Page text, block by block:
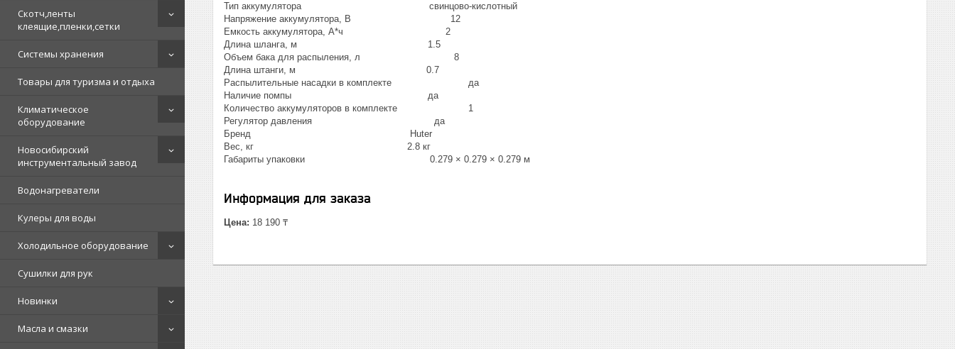
Скотч,ленты
клеящие,пленки,сетки
Системы хранения
Товары для туризма и отдыха
Климатическое
оборудование
Новосибирский
инструментальный завод
Водонагреватели
Кулеры для воды
Холодильное оборудование
Сушилки для рук
Новинки
Масла и смазки
Тип аккумулятора свинцово-кислотный
Напряжение аккумулятора, В 12
Емкость аккумулятора, А*ч 2
Длина шланга, м 1.5
Объем бака для распыления, л 8
Длина штанги, м 0.7
Распылительные насадки в комплекте да
Наличие помпы да
Количество аккумуляторов в комплекте 1
Регулятор давления да
Бренд Huter
Вес, кг 2.8 кг
Габариты упаковки 0.279 × 0.279 × 0.279 м
Информация для заказа
Цена: 18 190 ₸